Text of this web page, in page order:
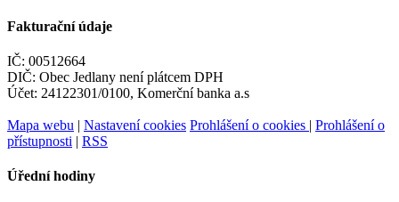
Fakturační údaje
IČ: 00512664
DIČ: Obec Jedlany není plátcem DPH
Účet: 24122301/0100, Komerční banka a.s
Mapa webu | Nastavení cookies Prohlášení o cookies | Prohlášení o
přístupnosti | RSS
Úřední hodiny